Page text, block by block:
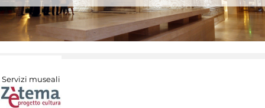
Servizi museali